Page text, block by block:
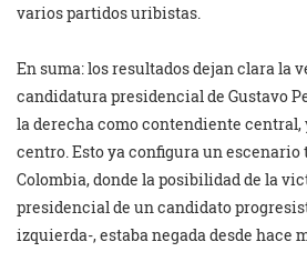
varios partidos uribistas.
En suma: los resultados dejan clara la
candidatura presidencial de Gustavo
la derecha como contendiente
centro. Esto ya configura un
Colombia, donde la posibilidad de la
presidencial de un candidato
izquierda-, estaba negada desde hace